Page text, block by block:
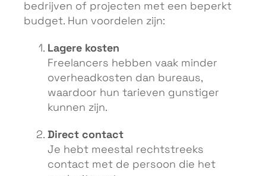
bedrijven of projecten met een beperkt
budget. Hun voordelen zijn:
Lagere kosten
Freelancers hebben vaak minder
overheadkosten dan bureaus,
waardoor hun tarieven gunstiger
kunnen zijn.
Direct contact
Je hebt meestal rechtstreeks
contact met de persoon die het